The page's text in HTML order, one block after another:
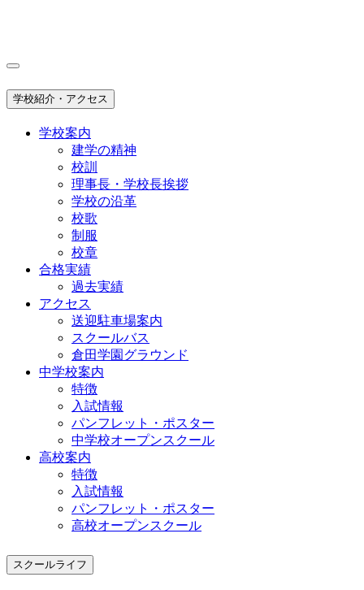
学校紹介・アクセス
学校案内
建学の精神
校訓
理事長・学校長挨拶
学校の沿革
校歌
制服
校章
合格実績
過去実績
アクセス
送迎駐車場案内
スクールバス
倉田学園グラウンド
中学校案内
特徴
入試情報
パンフレット・ポスター
中学校オープンスクール
高校案内
特徴
入試情報
パンフレット・ポスター
高校オープンスクール
スクールライフ